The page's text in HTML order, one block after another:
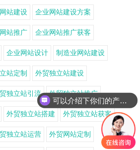
站建设 企业网站建设方案
站推广 企业网站推广获客
企业网站设计 制造业网站建设
站定制 外贸独立站建设
独立站引流 外贸独立站推广
外贸独立站搭建 外贸独立站获客
独立站运营 外贸网站定制
可以介绍下你们的产品么